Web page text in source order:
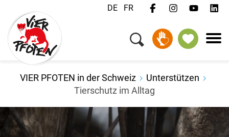
DE FR
VIER PFOTEN in der Schweiz
Unterstützen
Tierschutz im Alltag